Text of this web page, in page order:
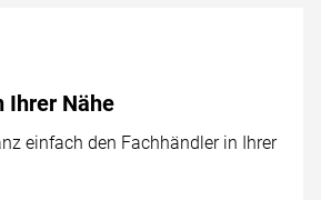
Ihrer Nähe
einfach den Fachhändler in Ihrer